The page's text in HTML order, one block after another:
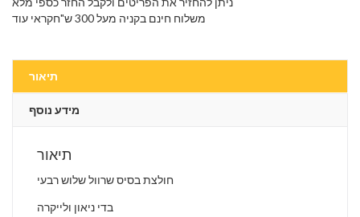
משלוח חינם בקניה מעל 300 ש"חקראי עוד
תיאור
מידע נוסף
תיאור
חולצת בסיס שרוול שלוש רבעי
בדי ניאון ולייקרה